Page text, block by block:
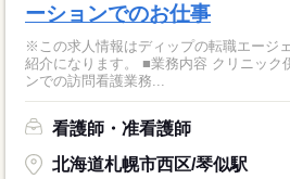
ーションでのお仕事
※この求人情報はディップの転職エージ
紹介になります。 ■業務内容 クリニック
ンでの訪問看護業務...
看護師・准看護師
北海道札幌市西区/琴似駅